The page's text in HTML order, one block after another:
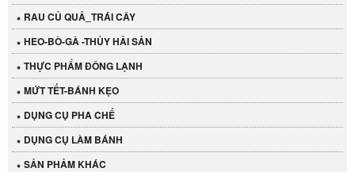
RAU CỦ QUẢ_TRÁI CÂY
HEO-BÒ-GÀ -THỦY HẢI SẢN
THỰC PHẨM ĐÔNG LẠNH
MỨT TẾT-BÁNH KẸO
DỤNG CỤ PHA CHẾ
DỤNG CỤ LÀM BÁNH
SẢN PHẢM KHÁC
Cần Tây Đà Lạt
40.000 VND